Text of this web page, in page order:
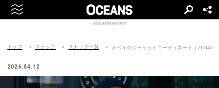
advertisement
トップ スナップ スナップ一覧 オベイのジャケットコーディネート |
2026.04.12